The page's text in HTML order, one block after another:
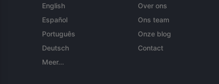
English
Español
Português
Deutsch
Meer...
Over ons
Ons team
Onze blog
Contact